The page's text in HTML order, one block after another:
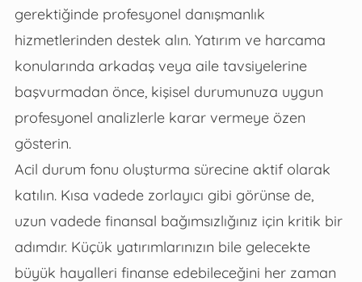
gerektiğinde profesyonel danışmanlık
hizmetlerinden destek alın. Yatırım ve harcama
konularında arkadaş veya aile tavsiyelerine
başvurmadan önce, kişisel durumunuza uygun
profesyonel analizlerle karar vermeye özen
gösterin.
Acil durum fonu oluşturma sürecine aktif olarak
katılın. Kısa vadede zorlayıcı gibi görünse de,
uzun vadede finansal bağımsızlığınız için kritik bir
adımdır. Küçük yatırımlarınızın bile gelecekte
büyük hayalleri finanse edebileceğini her zaman